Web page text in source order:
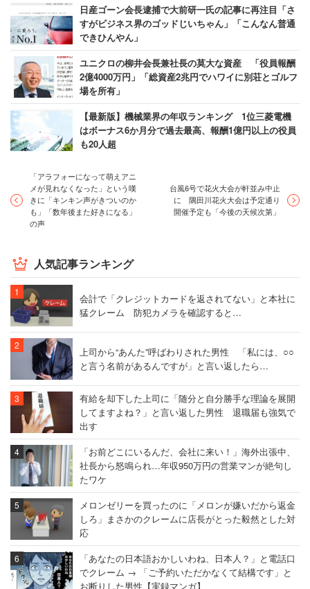
日産ゴーン会長逮捕で大前研一氏の記事に再注目「さ
すがビジネス界のゴッドじいちゃん」「こんなん普通
できひんやん」
ユニクロの柳井会長兼社長の莫大な資産 「役員報酬
2億4000万円」「総資産2兆円でハワイに別荘とゴルフ
場を所有」
【最新版】機械業界の年収ランキング 1位三菱電機
はボーナス6か月分で過去最高、報酬1億円以上の役員
も20人超
「アラフォーになって萌えアニ
メが見れなくなった」という嘆
きに「キンキン声がきついのか
も」「数年後また好きになる」
の声
台風6号で花火大会が軒並み中止
に 隅田川花火大会は予定通り
開催予定も「今後の天候次第」
人気記事ランキング
会計で「クレジットカードを返されてない」と本社に
猛クレーム 防犯カメラを確認すると…
上司から“あんた”呼ばわりされた男性 「私には、○○
と言う名前があるんですが」と言い返したら…
有給を却下した上司に「随分と自分勝手な理論を展開
してますよね？」と言い返した男性 退職届も強気で
出す
「お前どこにいるんだ、会社に来い！」海外出張中、
社長から怒鳴られ…年収950万円の営業マンが絶句し
たワケ
メロンゼリーを買ったのに「メロンが嫌いだから返金
しろ」まさかのクレームに店長がとった毅然とした対
応
「あなたの日本語おかしいわね、日本人？」と電話口
でクレーム → 「ご予約いただかなくて結構です」と
お断りした男性【実録マンガ】